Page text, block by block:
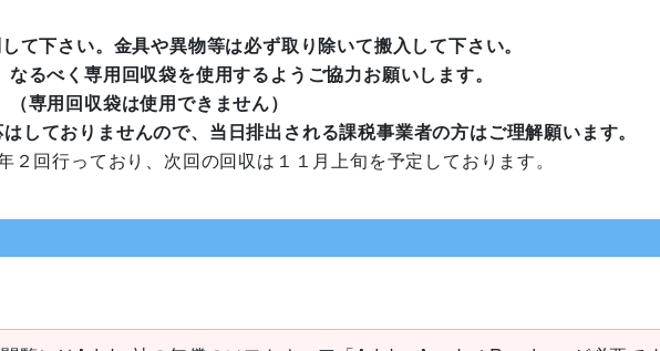
て下さい。金具や異物等は必ず取り除いて搬入して下さい。
るべく専用回収袋を使用するようご協力お願いします。
専用回収袋は使用できません）
しておりませんので、当日排出される課税事業者の方はご理解願います。
２回行っており、次回の回収は１１月上旬を予定しております。